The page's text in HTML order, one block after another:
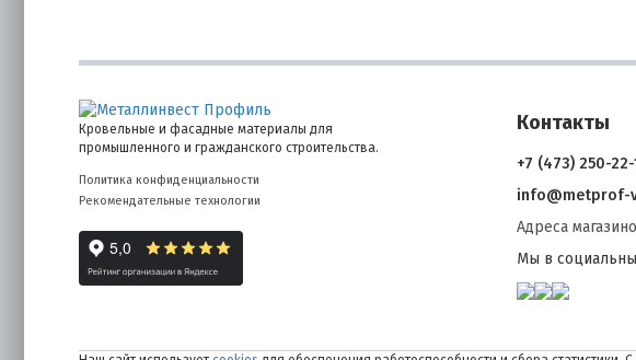
Кровельные и фасадные материалы для
промышленного и гражданского строительства.
Политика конфиденциальности
Рекомендательные технологии
Контакты
+7 (473) 250-22-
info@metprof-
Адреса
Мы в